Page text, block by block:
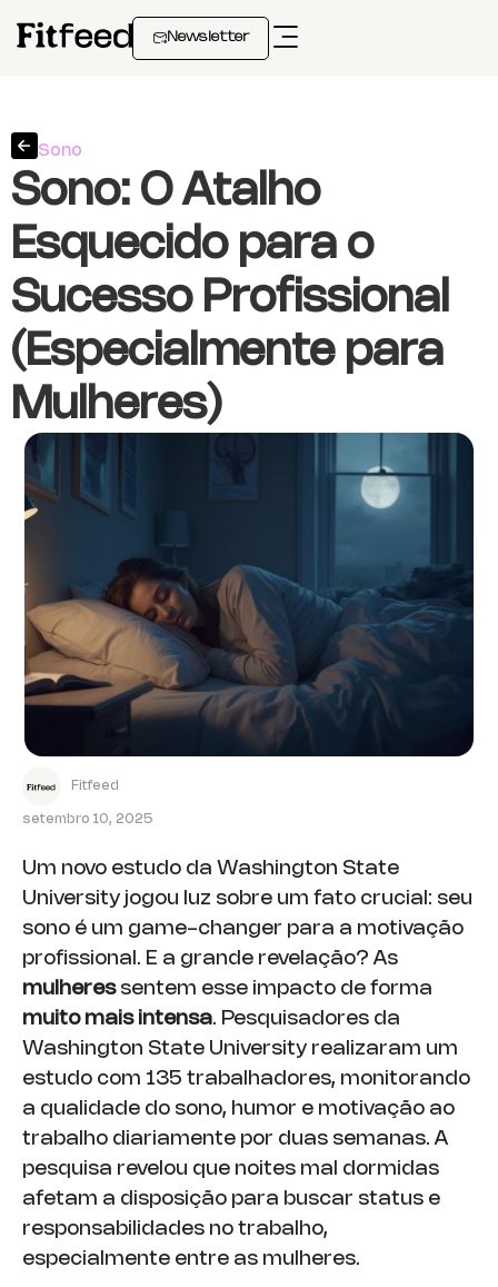
Newsletter
Sono
Sono: O Atalho
Esquecido para o
Sucesso Profissional
(Especialmente para
Mulheres)
Fitfeed
setembro 10, 2025
Um novo estudo da Washington State
University jogou luz sobre um fato crucial: seu
sono é um game-changer para a motivação
profissional. E a grande revelação? As
mulheressentem esse impacto de forma
muito mais intensa. Pesquisadores da
Washington State University realizaram um
estudo com 135 trabalhadores, monitorando
a qualidade do sono, humor e motivação ao
trabalho diariamente por duas semanas. A
pesquisa revelou que noites mal dormidas
afetam a disposição para buscar status e
responsabilidades no trabalho,
especialmente entre as mulheres.